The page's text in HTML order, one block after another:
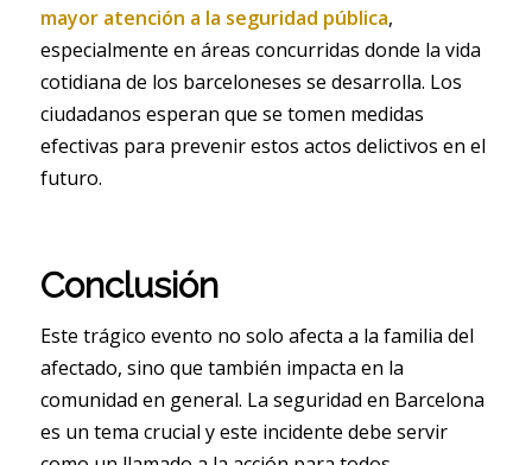
mayor atención a la seguridad pública,
especialmente en áreas concurridas donde la vida
cotidiana de los barceloneses se desarrolla. Los
ciudadanos esperan que se tomen medidas
efectivas para prevenir estos actos delictivos en el
futuro.
Conclusión
Este trágico evento no solo afecta a la familia del
afectado, sino que también impacta en la
comunidad en general. La seguridad en Barcelona
es un tema crucial y este incidente debe servir